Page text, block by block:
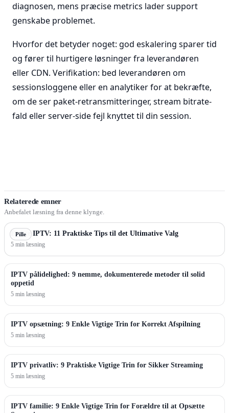
diagnosen, mens præcise metrics lader support
genskabe problemet.
Hvorfor det betyder noget: god eskalering sparer tid
og fører til hurtigere løsninger fra leverandøren
eller CDN. Verifikation: bed leverandøren om
sessionsloggene eller en analytiker for at bekræfte,
om de ser paket-retransmitteringer, stream bitrate-
fald eller server-side fejl knyttet til din session.
Relaterede emner
Anbefalet læsning fra denne klynge.
Pille
Bedste IPTV: 11 Praktiske Tips til det Ultimative Valg
5 min læsning
IPTV pålidelighed: 9 nemme, dokumenterede metoder til solid
oppetid
5 min læsning
IPTV opsætning: 9 Enkle Vigtige Trin for Korrekt Afspilning
5 min læsning
IPTV privatliv: 9 Praktiske Vigtige Trin for Sikker Streaming
5 min læsning
IPTV familie: 9 Enkle Vigtige Trin for Forældre til at Opsætte